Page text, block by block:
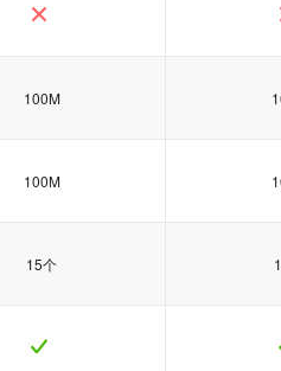
100M
100M
15个